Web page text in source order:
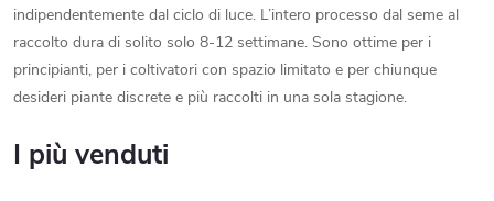
indipendentemente dal ciclo di luce. L’intero processo dal seme al
raccolto dura di solito solo 8-12 settimane. Sono ottime per i
principianti, per i coltivatori con spazio limitato e per chiunque
desideri piante discrete e più raccolti in una sola stagione.
I più venduti